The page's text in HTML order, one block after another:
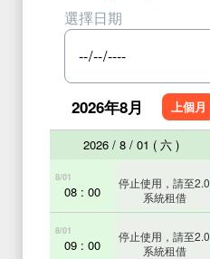
選擇日期
2026年8月 上個月
2026 / 8 / 01 ( 六 )
8/01
08 : 00
停止使用，請至2.0
系統租借
8/01
09 : 00
停止使用，請至2.0
系統租借